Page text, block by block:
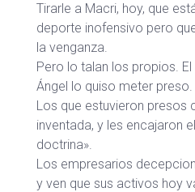
Tirarle a Macri, hoy, que
deporte inofensivo pero
la venganza.
Pero lo talan los propios.
Ángel lo quiso meter preso.
Los que estuvieron presos
inventada, y les encajaron
doctrina».
Los empresarios
y ven que sus activos hoy